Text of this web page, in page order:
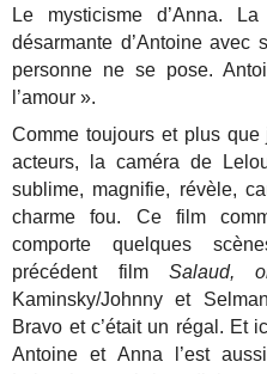
Le mysticisme d’Anna.
désarmante d’Antoine avec
personne ne se pose.
l’amour ».
Comme toujours et plus
acteurs, la caméra de
sublime, magnifie, révèle,
charme fou. Ce film
comporte quelques
précédent film Salaud,
Kaminsky/Johnny et
Bravo et c’était un régal. Et
Antoine et Anna l’est